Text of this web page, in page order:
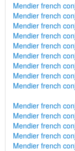
Mendier french
Mendier french
Mendier french
Mendier french
Mendier french
Mendier french
Mendier french
Mendier french
Mendier french
Mendier french
Mendier french
Mendier french
Mendier french
Mendier french